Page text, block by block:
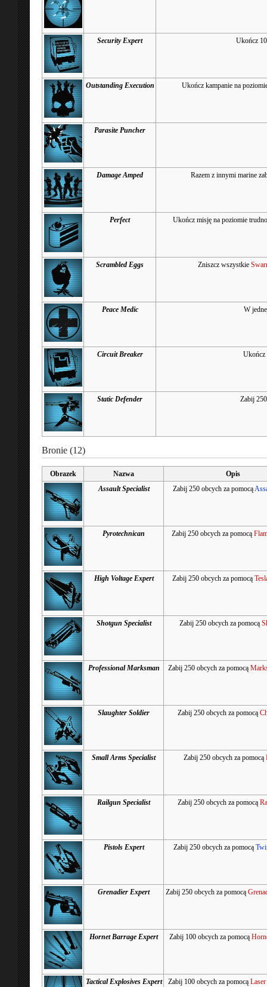
Security Expert Ukończ
Outstanding Execution Ukończ kampanie na
Parasite Puncher
Damage Amped Razem z innymi marine
Perfect Ukończ misję na poziomie
Scrambled Eggs Zniszcz wszystkie
Peace Medic W
Circuit Breaker Ukończ
Static Defender Zabij
Bronie (12)
Obrazek Nazwa
Opis
Assault Specialist
Zabij 250 obcych za pomocą
Pyrotechnican Zabij 250 obcych za pomocą
High Voltage Expert Zabij 250 obcych za pomocą
Shotgun Specialist Zabij 250 obcych za pomocą
Professional Marksman Zabij 250 obcych za pomocą
Slaughter Soldier Zabij 250 obcych za pomocą
Small Arms Specialist Zabij 250 obcych za pomocą
Railgun Specialist Zabij 250 obcych za pomocą
Pistols Expert Zabij 250 obcych za pomocą
Grenadier Expert Zabij 250 obcych za pomocą
Hornet Barrage Expert Zabij 100 obcych za pomocą
Tactical Explosives Expert Zabij 100 obcych za pomocą